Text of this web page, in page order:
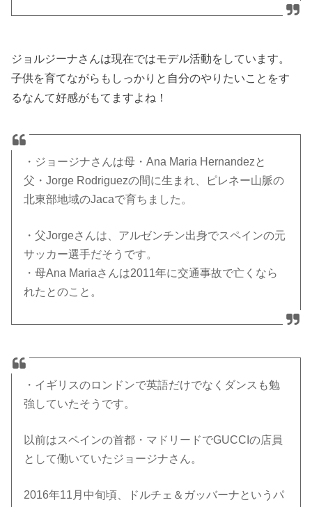
ジョルジーナさんは現在ではモデル活動をしています。
子供を育てながらもしっかりと自分のやりたいことをす
るなんて好感がもてますよね！
・ジョージナさんは母・Ana Maria Hernandezと
父・Jorge Rodriguezの間に生まれ、ピレネー山脈の
北東部地域のJacaで育ちました。
・父Jorgeさんは、アルゼンチン出身でスペインの元
サッカー選手だそうです。
・母Ana Mariaさんは2011年に交通事故で亡くなら
れたとのこと。
・イギリスのロンドンで英語だけでなくダンスも勉
強していたそうです。
以前はスペインの首都・マドリードでGUCCIの店員
として働いていたジョージナさん。
2016年11月中旬頃、ドルチェ＆ガッバーナというパ